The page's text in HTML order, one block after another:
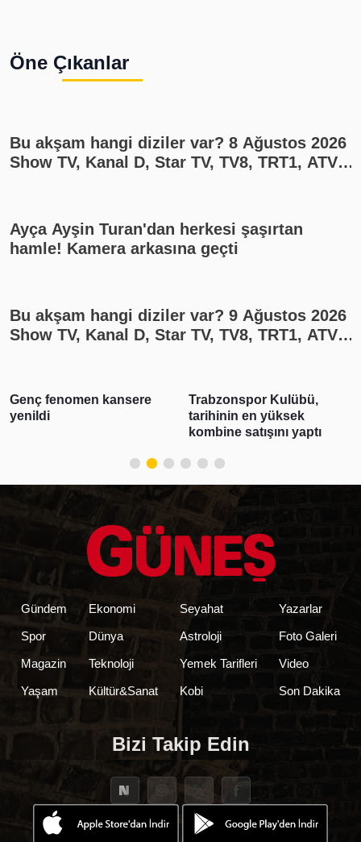
Öne Çıkanlar
Bu akşam hangi diziler var? 8 Ağustos 2026
Show TV, Kanal D, Star TV, TV8, TRT1, ATV
Ayça Ayşin Turan'dan herkesi şaşırtan
hamle! Kamera arkasına geçti
Bu akşam hangi diziler var? 9 Ağustos 2026
Show TV, Kanal D, Star TV, TV8, TRT1, ATV
Trabzonspor Kulübü,
tarihinin en yüksek
3 ilde suç örgütü
operasyonu: 28 şüpheli
tutuklandı
Gündem
Spor
Magazin
Yaşam
Ekonomi
Dünya
Teknoloji
Kültür&Sanat
Seyahat
Astroloji
Yemek Tarifleri
Kobi
Yazarlar
Foto Galeri
Video
Son Dakika
Bizi Takip Edin